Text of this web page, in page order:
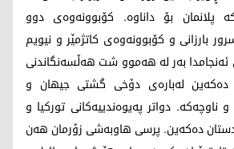
پلانمان بۆ داناوە. کۆبوونەوەی دوو
بارزانی و کۆبوونەوەی کاتژمێر و نیویم
ئەنجامدا بەر لە هەموو شت هەڵسەنگاندنی
دەکەین لەبارەی دۆخی گشتی جیهان و
ناوچەکە. دواتر پەیوەندییەکانی تورکیا و
دەکەین. پرسی هاوبەشی زۆرمان هەن